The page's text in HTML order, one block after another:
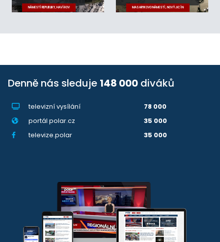
NÁMĚSTÍ REPUBLIKY, HAVÍŘOV MASARYKOVO NÁMĚSTÍ, NOVÝ JIČÍN
Denně nás sleduje 148 000 diváků
televizní vysílání
78 000
portál polar.cz
35 000
televize.polar
35 000